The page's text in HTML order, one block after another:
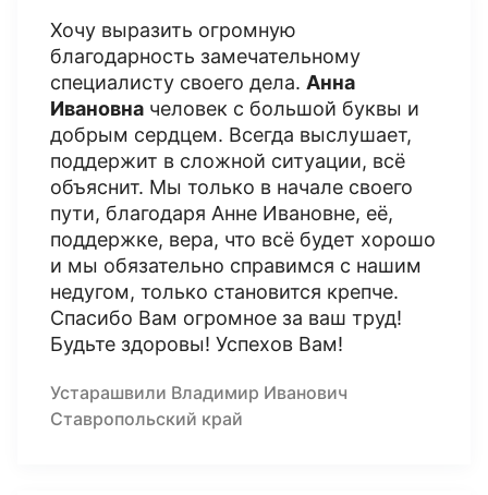
Хочу выразить огромную
благодарность замечательному
специалисту своего дела. Анна
Ивановна человек с большой буквы и
добрым сердцем. Всегда выслушает,
поддержит в сложной ситуации, всё
объяснит. Мы только в начале своего
пути, благодаря Анне Ивановне, её,
поддержке, вера, что всё будет хорошо
и мы обязательно справимся с нашим
недугом, только становится крепче.
Спасибо Вам огромное за ваш труд!
Будьте здоровы! Успехов Вам!
Устарашвили Владимир Иванович
Ставропольский край